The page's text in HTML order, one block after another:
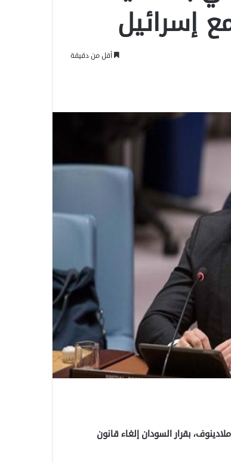
إسرائيل
أقل من دقيقة
بقرار السودان إلغاء قانون